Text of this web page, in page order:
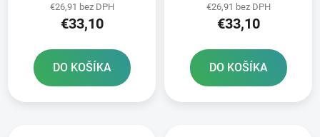
€26,91 bez DPH
€33,10
DO KOŠÍKA
€26,91 bez DPH
€33,10
DO KOŠÍKA